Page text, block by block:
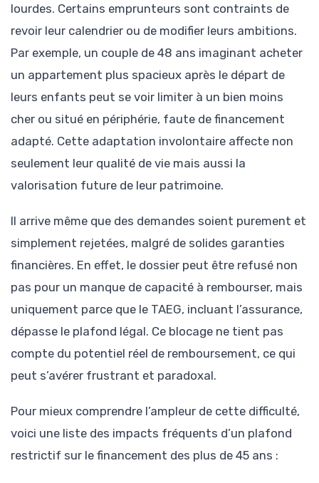
lourdes. Certains emprunteurs sont contraints de
revoir leur calendrier ou de modifier leurs ambitions.
Par exemple, un couple de 48 ans imaginant acheter
un appartement plus spacieux après le départ de
leurs enfants peut se voir limiter à un bien moins
cher ou situé en périphérie, faute de financement
adapté. Cette adaptation involontaire affecte non
seulement leur qualité de vie mais aussi la
valorisation future de leur patrimoine.
Il arrive même que des demandes soient purement et
simplement rejetées, malgré de solides garanties
financières. En effet, le dossier peut être refusé non
pas pour un manque de capacité à rembourser, mais
uniquement parce que le TAEG, incluant l’assurance,
dépasse le plafond légal. Ce blocage ne tient pas
compte du potentiel réel de remboursement, ce qui
peut s’avérer frustrant et paradoxal.
Pour mieux comprendre l’ampleur de cette difficulté,
voici une liste des impacts fréquents d’un plafond
restrictif sur le financement des plus de 45 ans :